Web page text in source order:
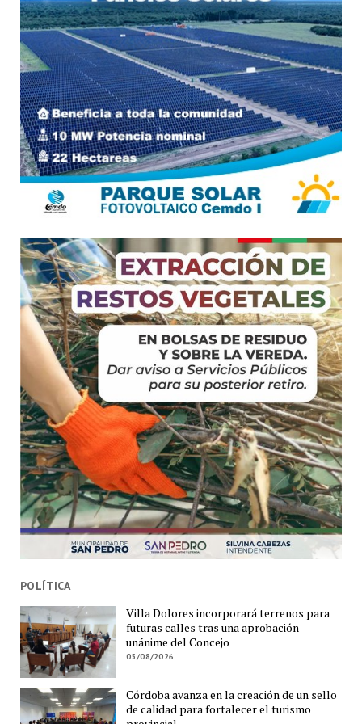
POLÍTICA
Villa Dolores incorporará terrenos para
futuras calles tras una aprobación
unánime del Concejo
05/08/2026
Córdoba avanza en la creación de un sello
de calidad para fortalecer el turismo